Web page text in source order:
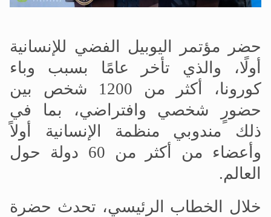
حضر مؤتمر اليوبيل الفضي للإنسانية
أولًا، والذي تأخر عامًا بسبب وباء
كورونا، أكثر من 1200 شخص بين
حضورٍ شخصي وافتراضي، بما في
ذلك مندوبي منظمة الإنسانية أولاً
وأعضاء من أكثر من 60 دولة حول
العالم.
خلال الخطاب الرئيسي، تحدث حضرة